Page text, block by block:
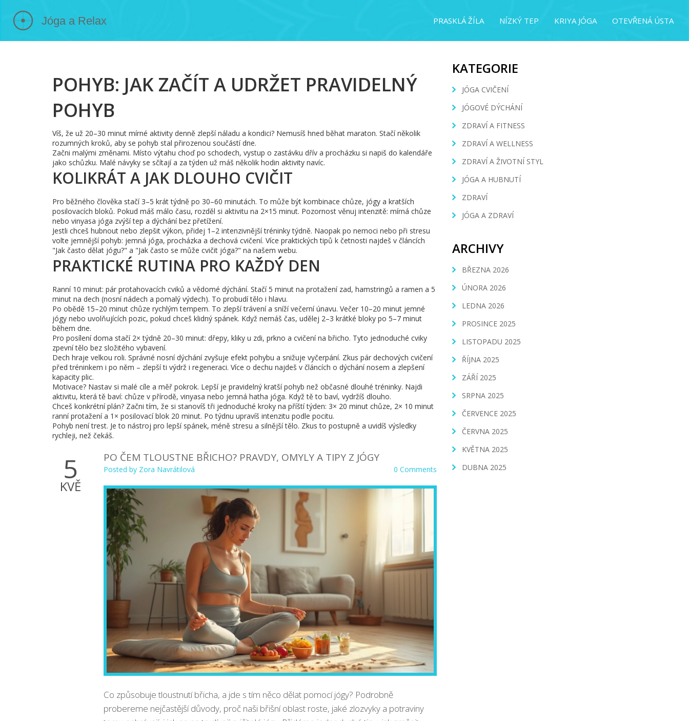
PRASKLÁ ŽÍLA NÍZKÝ TEP KRIYA JÓGA OTEVŘENÁ ÚSTA
POHYB: JAK ZAČÍT A UDRŽET PRAVIDELNÝ
POHYB
Víš, že už 20–30 minut mírné aktivity denně zlepší náladu a kondici? Nemusíš hned běhat maraton. Stačí několik
rozumných kroků, aby se pohyb stal přirozenou součástí dne.
Začni malými změnami. Místo výtahu choď po schodech, vystup o zastávku dřív a procházku si napiš do kalendáře
jako schůzku. Malé návyky se sčítají a za týden už máš několik hodin aktivity navíc.
KOLIKRÁT A JAK DLOUHO CVIČIT
Pro běžného člověka stačí 3–5 krát týdně po 30–60 minutách. To může být kombinace chůze, jógy a kratších
posilovacích bloků. Pokud máš málo času, rozděl si aktivitu na 2×15 minut. Pozornost věnuj intenzitě: mírná chůze
nebo vinyasa jóga zvýší tep a dýchání bez přetížení.
Jestli chceš hubnout nebo zlepšit výkon, přidej 1–2 intenzivnější tréninky týdně. Naopak po nemoci nebo při stresu
volte jemnější pohyb: jemná jóga, procházka a dechová cvičení. Více praktických tipů k četnosti najdeš v článcích
"Jak často dělat jógu?" a "Jak často se může cvičit jóga?" na našem webu.
PRAKTICKÉ RUTINA PRO KAŽDÝ DEN
Ranní 10 minut: pár protahovacích cviků a vědomé dýchání. Stačí 5 minut na protažení zad, hamstringů a ramen a 5
minut na dech (nosní nádech a pomalý výdech). To probudí tělo i hlavu.
Po obědě 15–20 minut chůze rychlým tempem. To zlepší trávení a sníží večerní únavu. Večer 10–20 minut jemné
jógy nebo uvolňujících pozic, pokud chceš klidný spánek. Když nemáš čas, udělej 2–3 krátké bloky po 5–7 minut
během dne.
Pro posílení doma stačí 2× týdně 20–30 minut: dřepy, kliky u zdi, prkno a cvičení na břicho. Tyto jednoduché cviky
zpevní tělo bez složitého vybavení.
Dech hraje velkou roli. Správné nosní dýchání zvyšuje efekt pohybu a snižuje vyčerpání. Zkus pár dechových cvičení
před tréninkem i po něm – zlepší ti výdrž i regeneraci. Více o dechu najdeš v článcích o dýchání nosem a zlepšení
kapacity plic.
Motivace? Nastav si malé cíle a měř pokrok. Lepší je pravidelný kratší pohyb než občasné dlouhé tréninky. Najdi
aktivitu, která tě baví: chůze v přírodě, vinyasa nebo jemná hatha jóga. Když tě to baví, vydržíš dlouho.
Chceš konkrétní plán? Začni tím, že si stanovíš tři jednoduché kroky na příští týden: 3× 20 minut chůze, 2× 10 minut
ranní protažení a 1× posilovací blok 20 minut. Po týdnu upravíš intenzitu podle pocitu.
Pohyb není trest. Je to nástroj pro lepší spánek, méně stresu a silnější tělo. Zkus to postupně a uvidíš výsledky
rychleji, než čekáš.
5
KVĚ
PO ČEM TLOUSTNE BŘICHO? PRAVDY, OMYLY A TIPY Z JÓGY
Posted by Zora Navrátilová 0 Comments
Co způsobuje tloustnutí břicha, a jde s tím něco dělat pomocí jógy? Podrobně
probereme nejčastější důvody, proč naši břišní oblast roste, jaké zlozvyky a potraviny
KATEGORIE
JÓGA CVIČENÍ
JÓGOVÉ DÝCHÁNÍ
ZDRAVÍ A FITNESS
ZDRAVÍ A WELLNESS
ZDRAVÍ A ŽIVOTNÍ STYL
JÓGA A HUBNUTÍ
ZDRAVÍ
JÓGA A ZDRAVÍ
ARCHIVY
BŘEZNA 2026
ÚNORA 2026
LEDNA 2026
PROSINCE 2025
LISTOPADU 2025
ŘÍJNA 2025
ZÁŘÍ 2025
SRPNA 2025
ČERVENCE 2025
ČERVNA 2025
KVĚTNA 2025
DUBNA 2025